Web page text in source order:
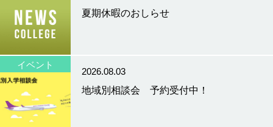
夏期休暇のおしらせ
イベント
2026.08.03
地域別相談会 予約受付中！